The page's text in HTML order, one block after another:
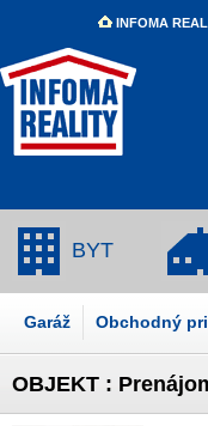
INFOMA
BYT
Garáž Obchodný
OBJEKT :